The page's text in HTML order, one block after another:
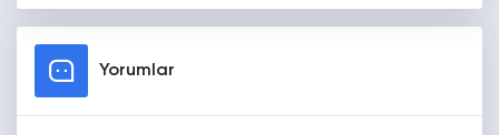
Yorumlar